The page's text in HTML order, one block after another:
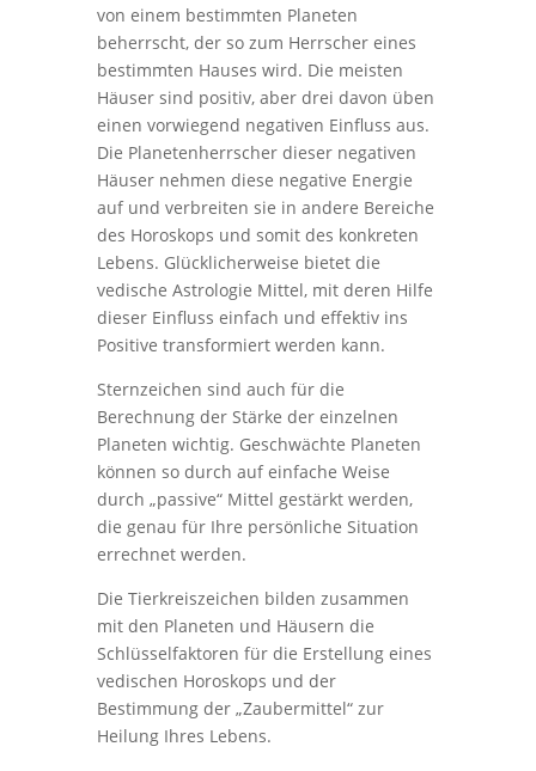
von einem bestimmten Planeten
beherrscht, der so zum Herrscher eines
bestimmten Hauses wird. Die meisten
Häuser sind positiv, aber drei davon üben
einen vorwiegend negativen Einfluss aus.
Die Planetenherrscher dieser negativen
Häuser nehmen diese negative Energie
auf und verbreiten sie in andere Bereiche
des Horoskops und somit des konkreten
Lebens. Glücklicherweise bietet die
vedische Astrologie Mittel, mit deren Hilfe
dieser Einfluss einfach und effektiv ins
Positive transformiert werden kann.
Sternzeichen sind auch für die
Berechnung der Stärke der einzelnen
Planeten wichtig. Geschwächte Planeten
können so durch auf einfache Weise
durch „passive“ Mittel gestärkt werden,
die genau für Ihre persönliche Situation
errechnet werden.
Die Tierkreiszeichen bilden zusammen
mit den Planeten und Häusern die
Schlüsselfaktoren für die Erstellung eines
vedischen Horoskops und der
Bestimmung der „Zaubermittel“ zur
Heilung Ihres Lebens.